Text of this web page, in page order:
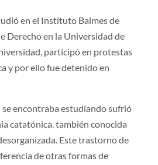
en el Instituto Balmes de
Derecho en la Universidad de
participó en protestas
y por ello fue detenido en
se encontraba estudiando sufrió
catatónica. también conocida
Este trastorno de
de otras formas de